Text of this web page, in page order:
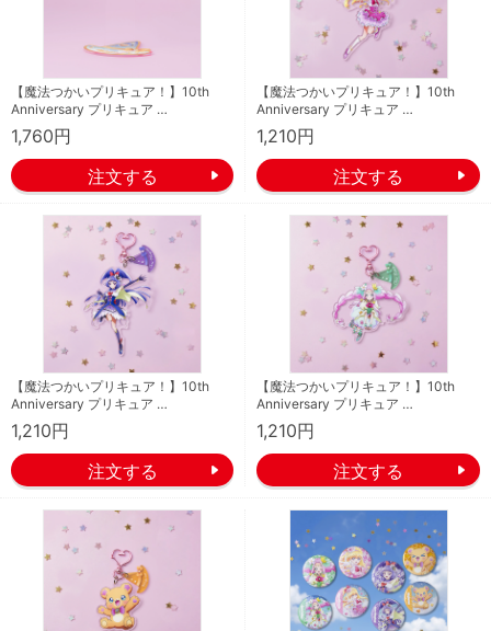
【魔法つかいプリキュア！】10th
Anniversary プリキュア …
1,760円
【魔法つかいプリキュア！】10th
Anniversary プリキュア …
1,210円
【魔法つかいプリキュア！】10th
Anniversary プリキュア …
1,210円
【魔法つかいプリキュア！】10th
Anniversary プリキュア …
1,210円